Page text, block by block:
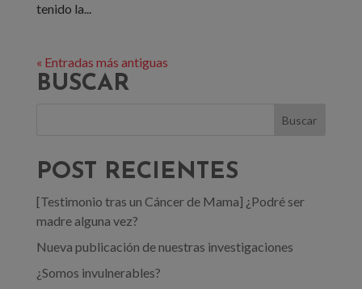
tenido la...
« Entradas más antiguas
BUSCAR
POST RECIENTES
[Testimonio tras un Cáncer de Mama] ¿Podré ser
madre alguna vez?
Nueva publicación de nuestras investigaciones
¿Somos invulnerables?